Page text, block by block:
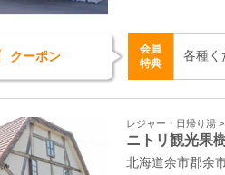
クーポン
会員
特典
各種く
レジャー・日帰り湯
ニトリ観光果
北海道余市郡余